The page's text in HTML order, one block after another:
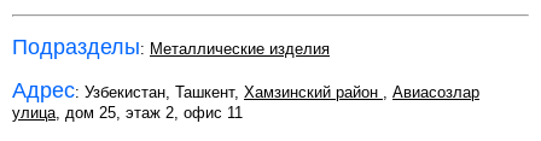
Подразделы: Металлические изделия
Адрес: Узбекистан, Ташкент, Хамзинский район , Авиасозлар
улица, дом 25, этаж 2, офис 11